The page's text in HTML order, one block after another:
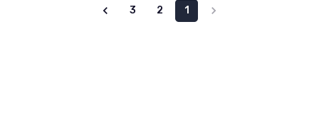
1
2
3